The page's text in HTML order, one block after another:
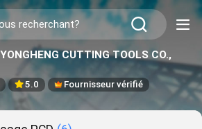
CUTTING TOOLS CO.,
5.0 Fournisseur vérifié